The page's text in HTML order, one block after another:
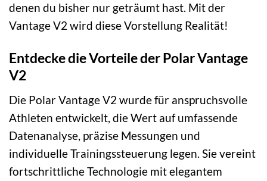
denen du bisher nur geträumt hast. Mit der
Vantage V2 wird diese Vorstellung Realität!
Entdecke die Vorteile der Polar Vantage
V2
Die Polar Vantage V2 wurde für anspruchsvolle
Athleten entwickelt, die Wert auf umfassende
Datenanalyse, präzise Messungen und
individuelle Trainingssteuerung legen. Sie vereint
fortschrittliche Technologie mit elegantem